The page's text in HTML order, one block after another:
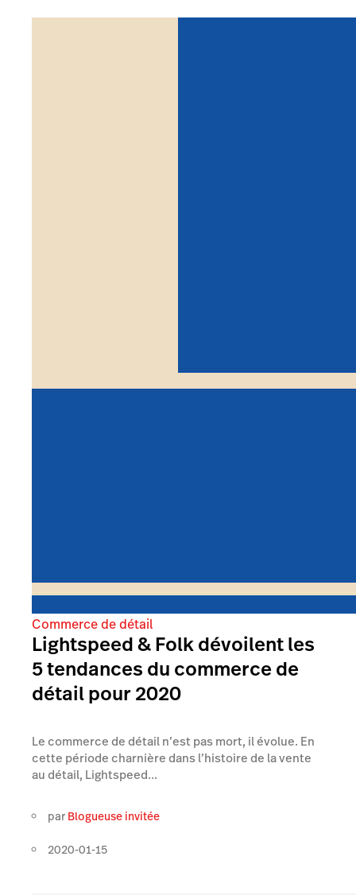
Commerce de détail
Lightspeed & Folk dévoilent les
5 tendances du commerce de
détail pour 2020
Le commerce de détail n’est pas mort, il évolue. En
cette période charnière dans l’histoire de la vente
au détail, Lightspeed...
par Blogueuse invitée
2020-01-15